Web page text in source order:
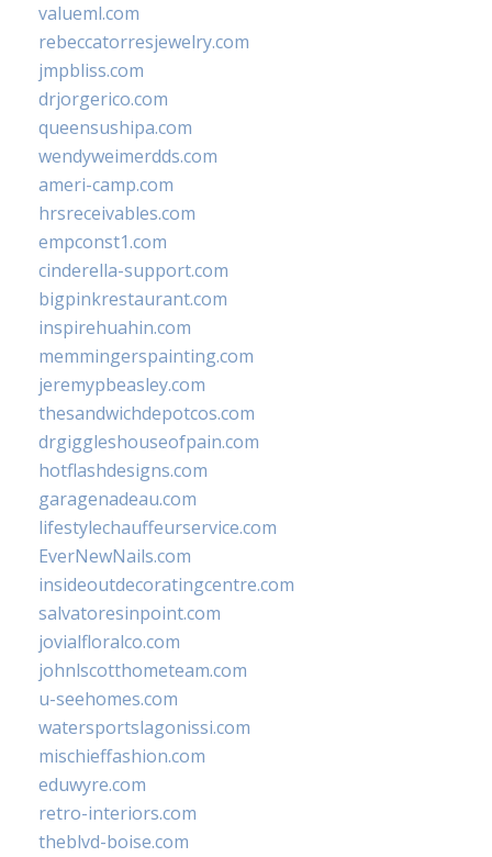
valueml.com
rebeccatorresjewelry.com
jmpbliss.com
drjorgerico.com
queensushipa.com
wendyweimerdds.com
ameri-camp.com
hrsreceivables.com
empconst1.com
cinderella-support.com
bigpinkrestaurant.com
inspirehuahin.com
memmingerspainting.com
jeremypbeasley.com
thesandwichdepotcos.com
drgiggleshouseofpain.com
hotflashdesigns.com
garagenadeau.com
lifestylechauffeurservice.com
EverNewNails.com
insideoutdecoratingcentre.com
salvatoresinpoint.com
jovialfloralco.com
johnlscotthometeam.com
u-seehomes.com
watersportslagonissi.com
mischieffashion.com
eduwyre.com
retro-interiors.com
theblvd-boise.com